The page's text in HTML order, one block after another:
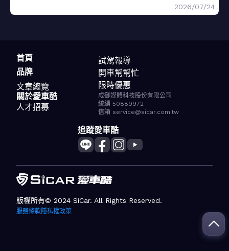
2026/07/24
首頁
品牌
文章總覽
試駕報導
開車幫幫忙
限時優惠
關於愛車酷
人才招募
成御媒體科技股份有限公司
統編 50889972
信箱 service@sicar.com.tw
追蹤愛車酷
版權所有© 2024 SiCar. All Rights Reserved.
服務條款隱私權政策